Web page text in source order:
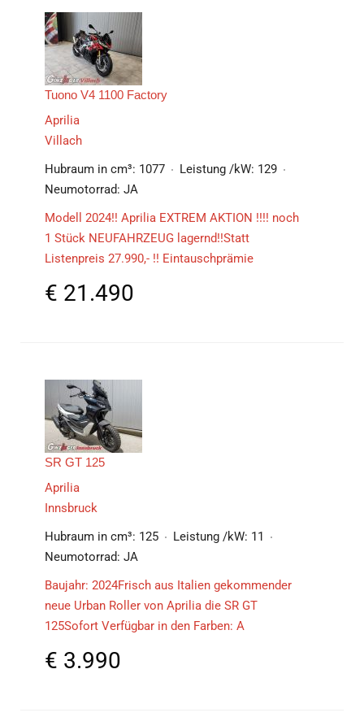
Tuono V4 1100 Factory
Aprilia
Villach
Hubraum in cm³: 1077 Leistung /kW: 129
Neumotorrad: JA
Modell 2024!! Aprilia EXTREM AKTION !!!! noch
1 Stück NEUFAHRZEUG lagernd!!Statt
Listenpreis 27.990,- !! Eintauschprämie
€ 21.490
SR GT 125
Aprilia
Innsbruck
Hubraum in cm³: 125 Leistung /kW: 11
Neumotorrad: JA
Baujahr: 2024Frisch aus Italien gekommender
neue Urban Roller von Aprilia die SR GT
125Sofort Verfügbar in den Farben: A
€ 3.990